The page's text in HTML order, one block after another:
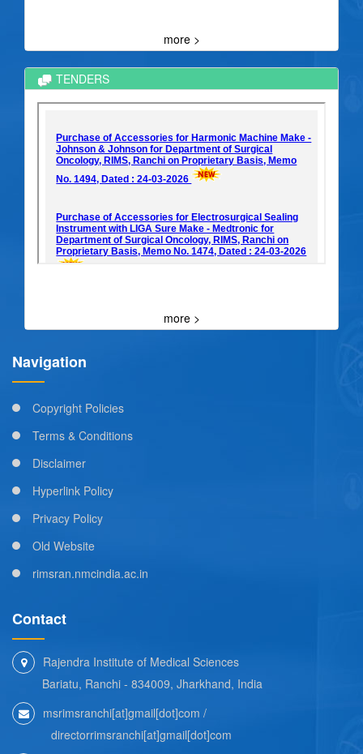
more >
TENDERS
more >
Navigation
Copyright Policies
Terms & Conditions
Disclaimer
Hyperlink Policy
Privacy Policy
Old Website
rimsran.nmcindia.ac.in
Contact
Rajendra Institute of Medical Sciences
Bariatu, Ranchi - 834009, Jharkhand, India
msrimsranchi[at]gmail[dot]com /
directorrimsranchi[at]gmail[dot]com